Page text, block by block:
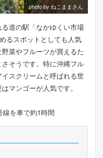
photo by ねこままさん
道の駅「なかゆくい市場
るスポットとしても人気
菜やフルーツが買えるた
そうです。特に沖縄フル
スクリームと呼ばれる世
マンゴーが人気です。
線を車で約1時間